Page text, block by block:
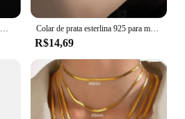
925 Colar de Prata Esterlina para Mulheres Brilhante, Delicado, Estrelas Múltiplas, Pingente Longo, Corrente de Clavícula, Presentes de Festa Colar de prata esterlina 925 para mulheres, gargantilha estilo simples, corrente clavícula, joias requintadas, presentes de aniversário, para enviar
R$14,69